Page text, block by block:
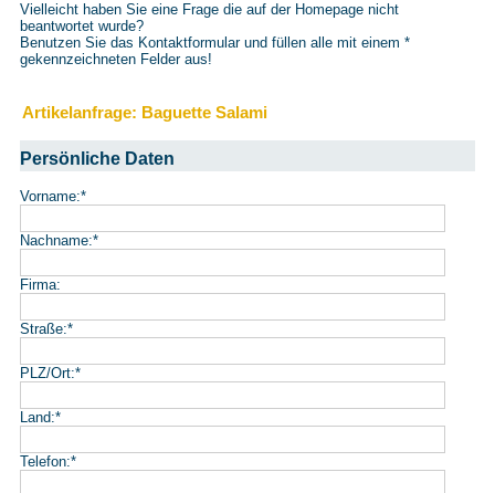
Vielleicht haben Sie eine Frage die auf der Homepage nicht
beantwortet wurde?
Benutzen Sie das Kontaktformular und füllen alle mit einem *
gekennzeichneten Felder aus!
Artikelanfrage: Baguette Salami
Persönliche Daten
Vorname:*
Nachname:*
Firma:
Straße:*
PLZ/Ort:*
Land:*
Telefon:*